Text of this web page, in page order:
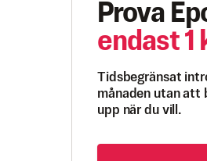
Prova
endast 1
Tidsbegränsat
månaden utan att
upp när du vill.